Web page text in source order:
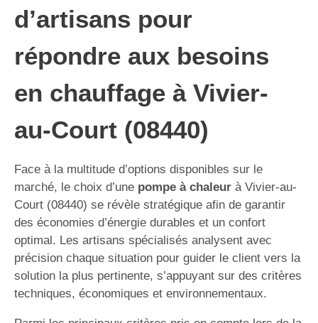
d’artisans pour
répondre aux besoins
en chauffage à Vivier-
au-Court (08440)
Face à la multitude d’options disponibles sur le
marché, le choix d’une pompe à chaleur à Vivier-au-
Court (08440) se révèle stratégique afin de garantir
des économies d’énergie durables et un confort
optimal. Les artisans spécialisés analysent avec
précision chaque situation pour guider le client vers la
solution la plus pertinente, s’appuyant sur des critères
techniques, économiques et environnementaux.